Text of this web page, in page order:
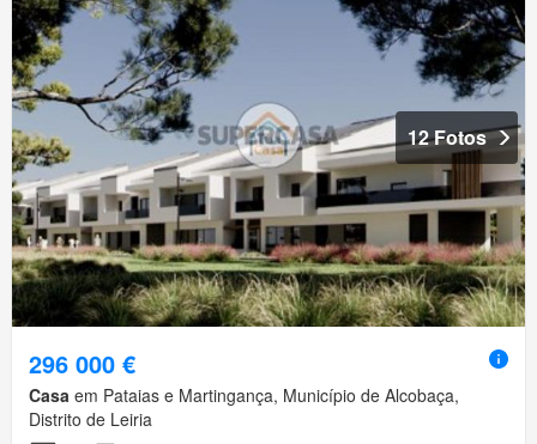
12 Fotos
296 000 €
Casa em Pataias e Martingança, Município de Alcobaça,
Distrito de Leiria